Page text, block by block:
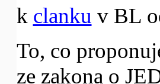
k clanku v BL
To, co
ze zakona o